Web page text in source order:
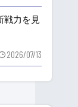
戦力を見
2026/07/13